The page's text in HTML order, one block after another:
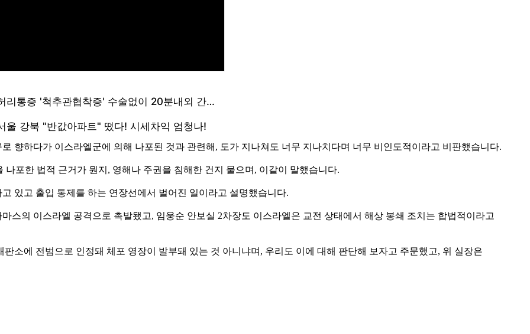
향하다가 이스라엘군에 의해 나포된 것과 관련해, 도가 지나쳐도 너무 지나치다며 너무 비인도적이라고 비판했습니다.
포한 법적 근거가 뭔지, 영해나 주권을 침해한 건지 물으며, 이같이 말했습니다.
있고 출입 통제를 하는 연장선에서 벌어진 일이라고 설명했습니다.
스의 이스라엘 공격으로 촉발됐고, 임웅순 안보실 2차장도 이스라엘은 교전 상태에서 해상 봉쇄 조치는 합법적이라고
소에 전범으로 인정돼 체포 영장이 발부돼 있는 것 아니냐며, 우리도 이에 대해 판단해 보자고 주문했고, 위 실장은